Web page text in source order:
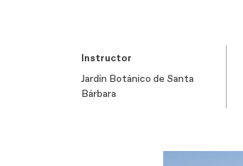
Instructor
Jardín Botánico de Santa
Bárbara